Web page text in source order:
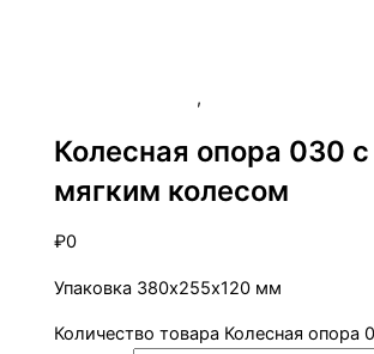
,
Колесная опора 030 с
мягким колесом
₽0
Упаковка 380х255х120 мм
Количество товара Колесная опора